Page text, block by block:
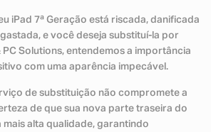
iPad 7ª Geração está riscada, danificada
e você deseja substituí-la por
PC Solutions, entendemos a importância
com uma aparência impecável.
de substituição não compromete a
de que sua nova parte traseira do
alta qualidade, garantindo